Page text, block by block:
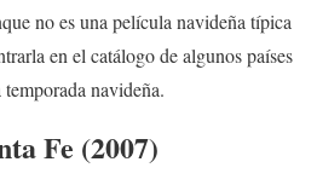
no es una película navideña típica
en el catálogo de algunos países
navideña.
Fe (2007)